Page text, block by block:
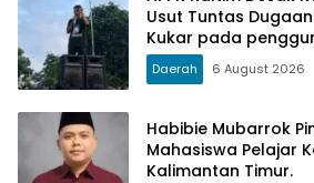
Usut Tuntas Dugaan
Kukar pada
PSU Kukar Tahun 2025
Daerah 6 August 2026
Habibie Mubarrok
Mahasiswa Pelajar
Kalimantan Timur.